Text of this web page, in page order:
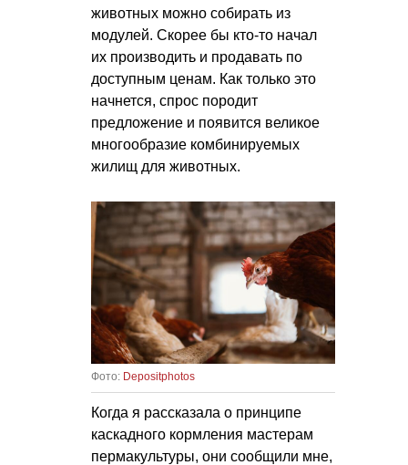
животных можно собирать из
модулей. Скорее бы кто-то начал
их производить и продавать по
доступным ценам. Как только это
начнется, спрос породит
предложение и появится великое
многообразие комбинируемых
жилищ для животных.
Фото: Depositphotos
Когда я рассказала о принципе
каскадного кормления мастерам
пермакультуры, они сообщили мне,